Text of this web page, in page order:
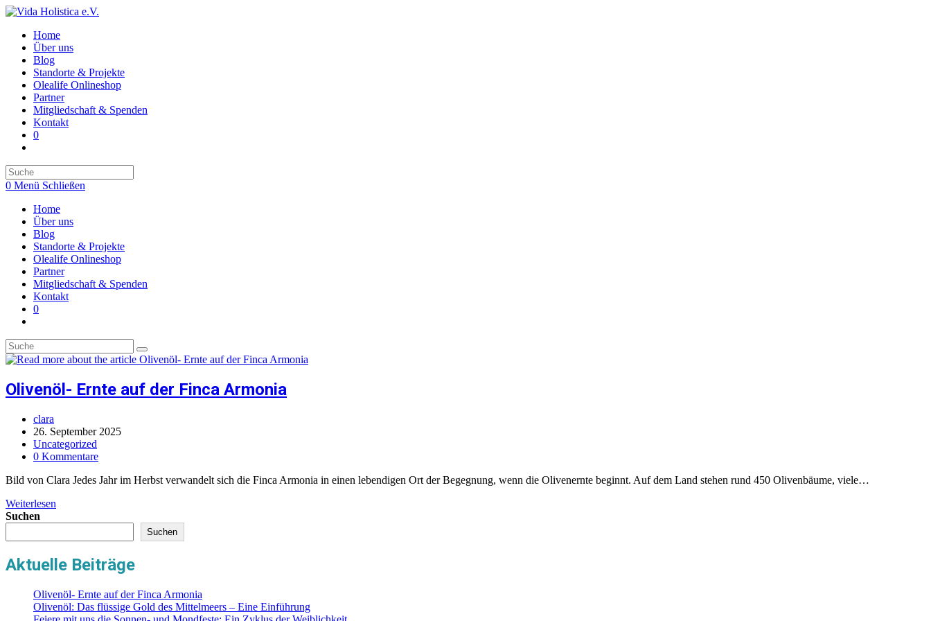
Zum
springenHome
Über uns
Blog
Standorte & Projekte
Olealife Onlineshop
Partner
Mitgliedschaft & Spenden
Kontakt
0
search
0 Menü Schließen
Home
Über uns
Blog
Standorte & Projekte
Olealife Onlineshop
Partner
Mitgliedschaft & Spenden
Kontakt
0
search
Olivenöl- Ernte auf der Finca Armonia
Beitrags-
Autor:
clara
Beitrag
veröffentlicht:
26. September 2025
Beitrags-
Kategorie:
Uncategorized
Beitrags-
0 Kommentare
Bild von Clara Jedes Jahr im Herbst verwandelt sich die Finca Armonia in einen lebendigen Ort der Begegnung, wenn die Olivenernte beginnt. Auf dem Land stehen rund 450 Olivenbäume, viele…
Weiterlesen
der
Armonia
Suchen
Suchen
Aktuelle Beiträge
Olivenöl- Ernte auf der Finca Armonia
Olivenöl: Das flüssige Gold des Mittelmeers – Eine Einführung